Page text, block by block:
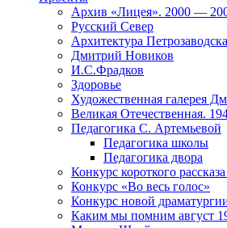
Архив «Лицея». 2000 —
Русский Север
Архитектура Петрозаводска
Дмитрий Новиков
И.С.Фрадков
Здоровье
Художественная галерея
Великая Отечественная.
Педагогика С. Артемьевой
Педагогика школы
Педагогика двора
Конкурс короткого
Конкурс «Во весь голос»
Конкурс новой
Каким мы помним август